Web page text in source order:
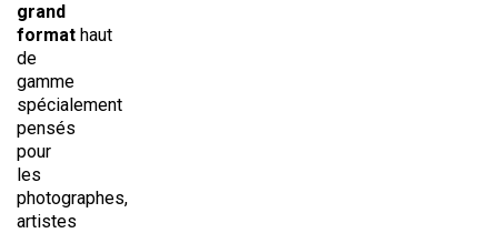
grand
format haut
de
gamme
spécialement
pensés
pour
les
photographes,
artistes